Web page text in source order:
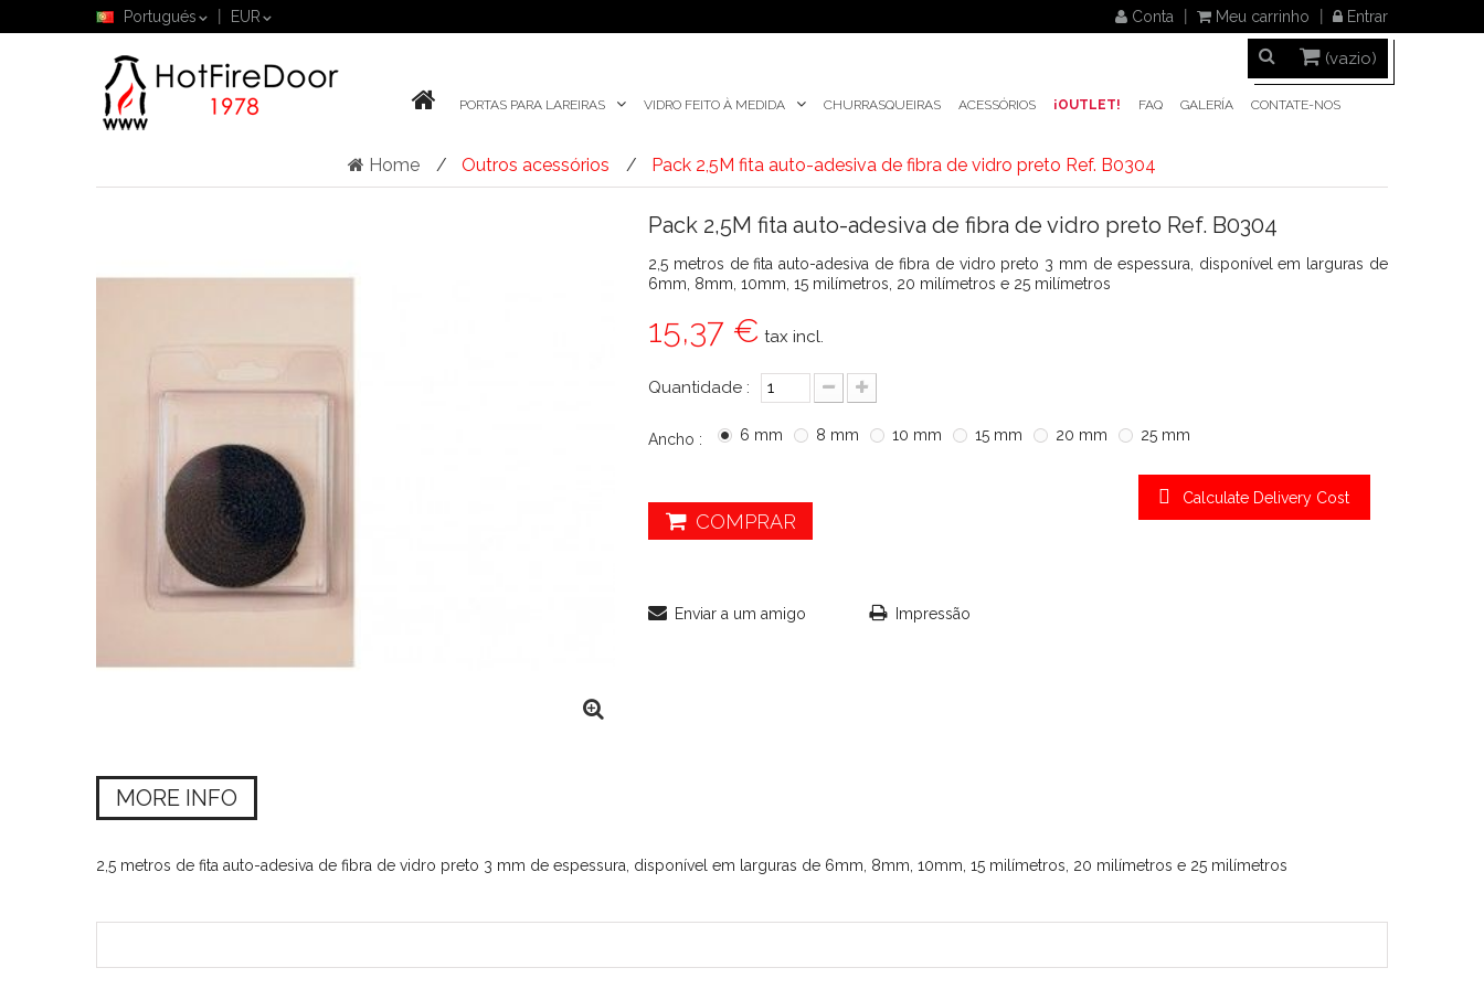
Conta Meu carrinho Entrar
Portugués EUR
(vazio)
PORTAS PARA LAREIRAS VIDRO FEITO À MEDIDA CHURRASQUEIRAS ACESSÓRIOS ¡OUTLET! FAQ GALERÍA CONTATE-NOS
Home Outros acessórios Pack 2,5M fita auto-adesiva de fibra de vidro preto Ref. B0304
Pack 2,5M fita auto-adesiva de fibra de vidro preto Ref. B0304
2,5 metros de fita auto-adesiva de fibra de vidro preto 3 mm de espessura, disponível em larguras de
6mm, 8mm, 10mm, 15 milímetros, 20 milímetros e 25 milímetros
15,37 € tax incl.
Quantidade :
Ancho : 6 mm 8 mm 10 mm 15 mm 20 mm 25 mm
Calculate Delivery Cost
COMPRAR
Enviar a um amigo Impressão
MORE INFO
2,5 metros de fita auto-adesiva de fibra de vidro preto 3 mm de espessura, disponível em larguras de 6mm, 8mm, 10mm, 15 milímetros, 20 milímetros e 25 milímetros